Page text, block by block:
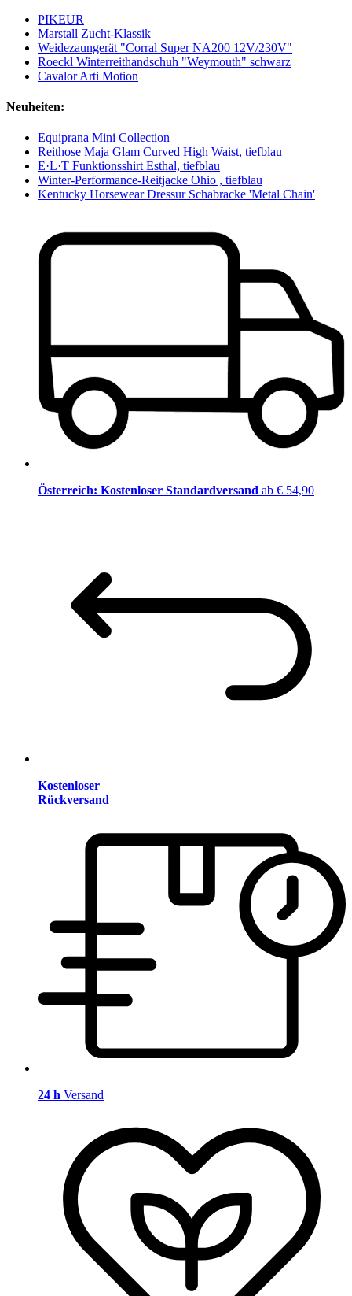
PIKEUR
Marstall Zucht-Klassik
Weidezaungerät "Corral Super NA200 12V/230V"
Roeckl Winterreithandschuh "Weymouth" schwarz
Cavalor Arti Motion
Neuheiten:
Equiprana Mini Collection
Reithose Maja Glam Curved High Waist, tiefblau
E·L·T Funktionsshirt Esthal, tiefblau
Winter-Performance-Reitjacke Ohio , tiefblau
Kentucky Horsewear Dressur Schabracke 'Metal Chain'
Österreich: Kostenloser Standardversand ab € 54,90
Kostenloser
Rückversand
24 h Versand